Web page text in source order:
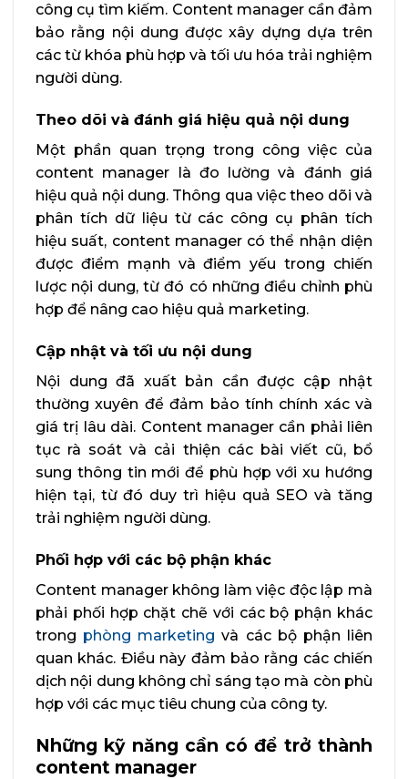
công cụ tìm kiếm. Content manager cần đảm
bảo rằng nội dung được xây dựng dựa trên
các từ khóa phù hợp và tối ưu hóa trải nghiệm
người dùng.
Theo dõi và đánh giá hiệu quả nội dung
Một phần quan trọng trong công việc của
content manager là đo lường và đánh giá
hiệu quả nội dung. Thông qua việc theo dõi và
phân tích dữ liệu từ các công cụ phân tích
hiệu suất, content manager có thể nhận diện
được điểm mạnh và điểm yếu trong chiến
lược nội dung, từ đó có những điều chỉnh phù
hợp để nâng cao hiệu quả marketing.
Cập nhật và tối ưu nội dung
Nội dung đã xuất bản cần được cập nhật
thường xuyên để đảm bảo tính chính xác và
giá trị lâu dài. Content manager cần phải liên
tục rà soát và cải thiện các bài viết cũ, bổ
sung thông tin mới để phù hợp với xu hướng
hiện tại, từ đó duy trì hiệu quả SEO và tăng
trải nghiệm người dùng.
Phối hợp với các bộ phận khác
Content manager không làm việc độc lập mà
phải phối hợp chặt chẽ với các bộ phận khác
trong phòng marketing và các bộ phận liên
quan khác. Điều này đảm bảo rằng các chiến
dịch nội dung không chỉ sáng tạo mà còn phù
hợp với các mục tiêu chung của công ty.
Những kỹ năng cần có để trở thành
content manager